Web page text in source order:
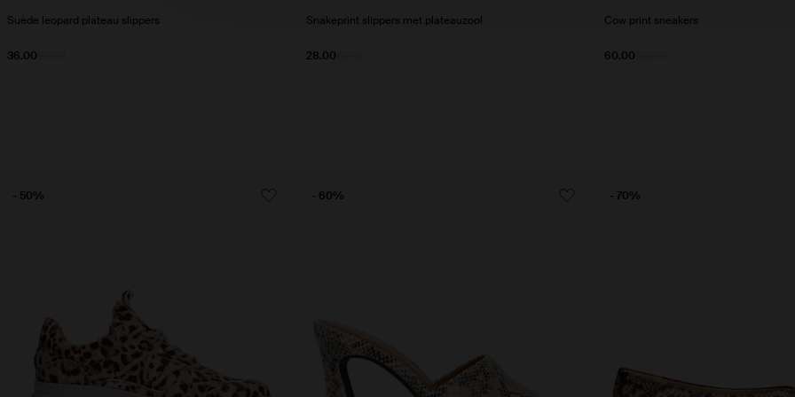
Suède leopard plateau slippers
36.00
Snakeprint slippers met plateauzool
28.00
Cow print sneakers
60.00
- 50% - 60% - 70%